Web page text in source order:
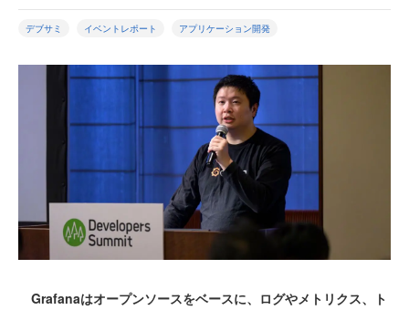
デブサミ イベントレポート アプリケーション開発
Grafanaはオープンソースをベースに、ログやメトリクス、ト